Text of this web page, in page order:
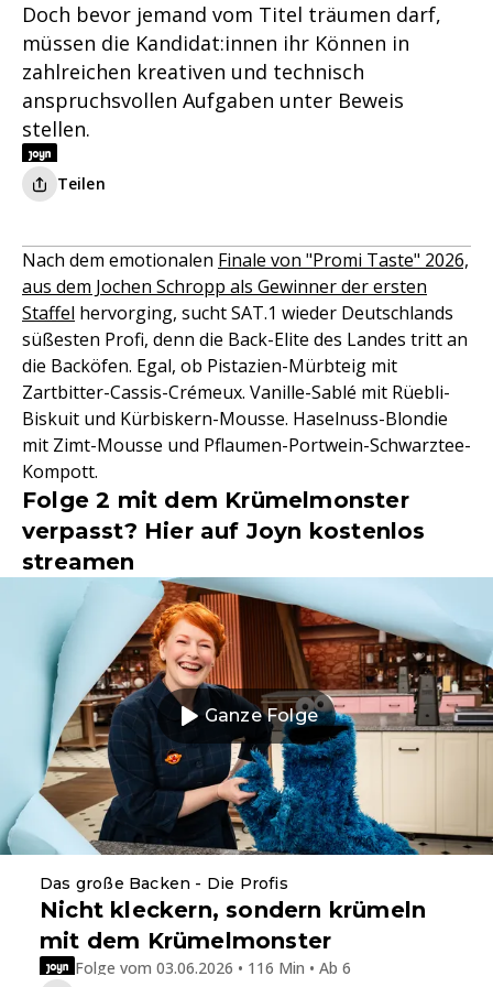
Doch bevor jemand vom Titel träumen darf,
müssen die Kandidat:innen ihr Können in
zahlreichen kreativen und technisch
anspruchsvollen Aufgaben unter Beweis
stellen.
Teilen
Nach dem emotionalen Finale von "Promi Taste" 2026,
aus dem Jochen Schropp als Gewinner der ersten
Staffel hervorging, sucht SAT.1 wieder Deutschlands
süßesten Profi, denn die Back-Elite des Landes tritt an
die Backöfen. Egal, ob Pistazien-Mürbteig mit
Zartbitter-Cassis-Crémeux. Vanille-Sablé mit Rüebli-
Biskuit und Kürbiskern-Mousse. Haselnuss-Blondie
mit Zimt-Mousse und Pflaumen-Portwein-Schwarztee-
Kompott.
Folge 2 mit dem Krümelmonster
verpasst? Hier auf Joyn kostenlos
streamen
Ganze Folge
Das große Backen - Die Profis
Nicht kleckern, sondern krümeln
mit dem Krümelmonster
Folge vom 03.06.2026 • 116 Min • Ab 6